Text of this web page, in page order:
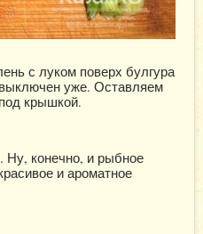
с луком поверх булгура
уже. Оставляем
крышкой.
Ну, конечно, и рыбное
и ароматное